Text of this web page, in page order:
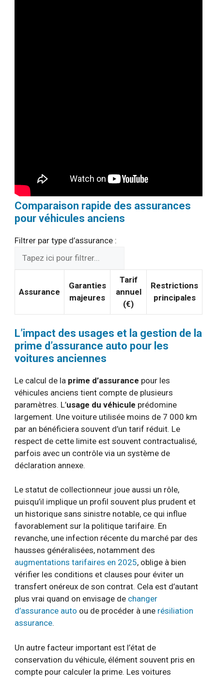
Comparaison rapide des assurances
pour véhicules anciens
Filtrer par type d’assurance :
Assurance
Garanties
majeures
Tarif
annuel
(€)
Restrictions
principales
L’impact des usages et la gestion de la
prime d’assurance auto pour les
voitures anciennes
Le calcul de la prime d’assurance pour les
véhicules anciens tient compte de plusieurs
paramètres. L’usage du véhicule prédomine
largement. Une voiture utilisée moins de 7 000 km
par an bénéficiera souvent d’un tarif réduit. Le
respect de cette limite est souvent contractualisé,
parfois avec un contrôle via un système de
déclaration annexe.
Le statut de collectionneur joue aussi un rôle,
puisqu’il implique un profil souvent plus prudent et
un historique sans sinistre notable, ce qui influe
favorablement sur la politique tarifaire. En
revanche, une infection récente du marché par des
hausses généralisées, notamment des
augmentations tarifaires en 2025, oblige à bien
vérifier les conditions et clauses pour éviter un
transfert onéreux de son contrat. Cela est d’autant
plus vrai quand on envisage de changer
d’assurance auto ou de procéder à une résiliation
assurance.
Un autre facteur important est l’état de
conservation du véhicule, élément souvent pris en
compte pour calculer la prime. Les voitures